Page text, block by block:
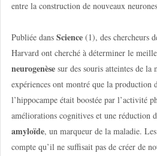
entre la construction de nouveaux
Publiée dans Science(1), des chercheurs
Harvard ont cherché à déterminer le
neurogenèsesur des souris atteintes de la
expériences ont montré que la production
l’hippocampe était boostée par l’activité
améliorations cognitives et une réduction
amyloïde, un marqueur de la maladie.
compte qu’il ne suffisait pas de créer de